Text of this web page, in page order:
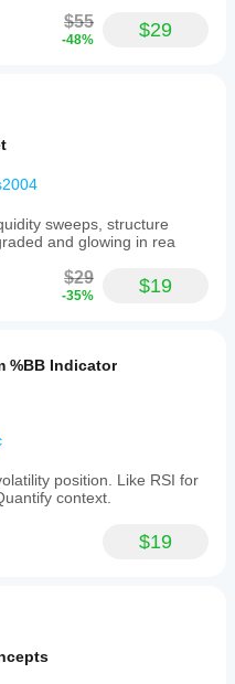
$55
-48% $29
sweeps, structure
and glowing in rea
$29
-35% $19
%BB Indicator
position. Like RSI for
context.
$19